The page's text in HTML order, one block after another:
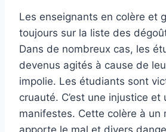
Les enseignants en colère et
toujours sur la liste des
Dans de nombreux cas, les
devenus agités à cause de
impolie. Les étudiants sont
cruauté. C’est une injustice et
manifestes. Cette colère à un
apporte le mal et divers